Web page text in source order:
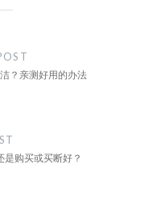
？亲测好用的办法
购买或买断好？